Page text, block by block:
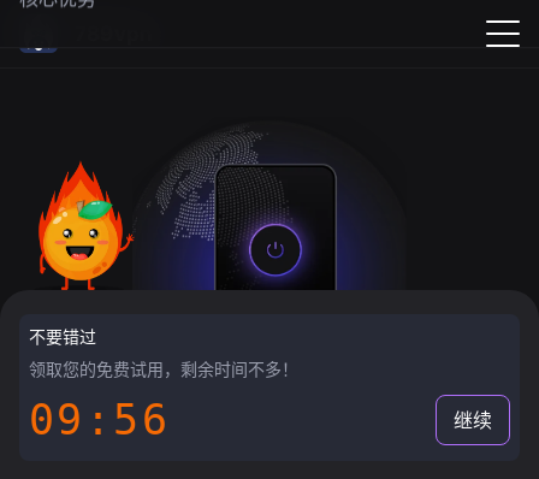
不要错过
领取您的免费试用，剩余时间不多！
09:55 继续